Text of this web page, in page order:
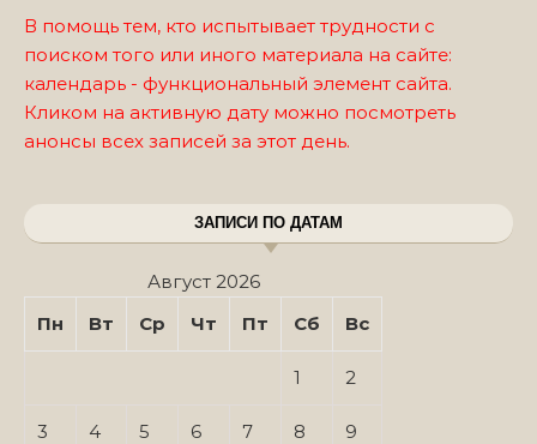
В помощь тем, кто испытывает трудности с
поиском того или иного материала на сайте:
календарь - функциональный элемент сайта.
Кликом на активную дату можно посмотреть
анонсы всех записей за этот день.
ЗАПИСИ ПО ДАТАМ
Август 2026
Пн
Вт Ср Чт Пт Сб Вс
1 2
3 4 5 6 7 8 9